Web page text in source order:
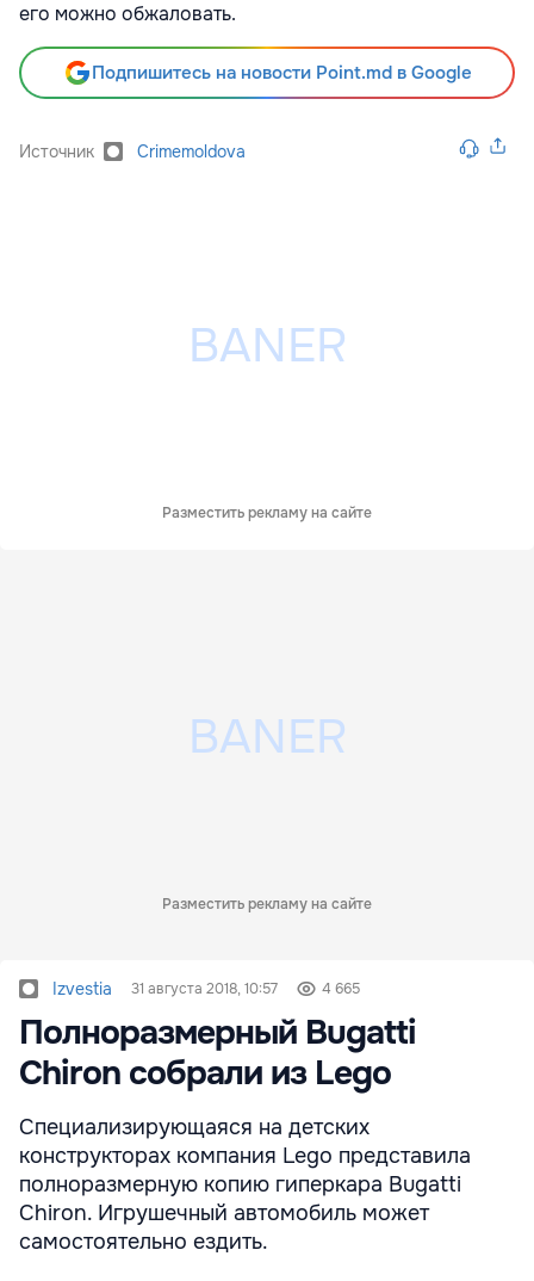
его можно обжаловать.
Подпишитесь на новости Point.md в Google
Источник Crimemoldova
Разместить рекламу на сайте
Разместить рекламу на сайте
Izvestia 31 августа 2018, 10:57 4 665
Полноразмерный Bugatti
Chiron собрали из Lego
Специализирующаяся на детских
конструкторах компания Lego представила
полноразмерную копию гиперкара Bugatti
Chiron. Игрушечный автомобиль может
самостоятельно ездить.